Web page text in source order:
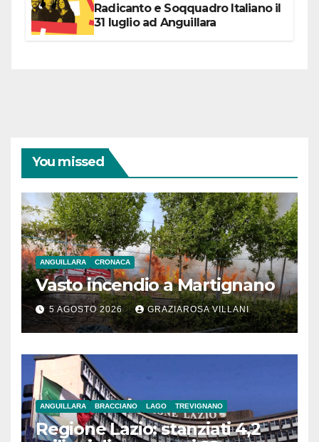
Radicanto e Soqquadro Italiano il
31 luglio ad Anguillara
You missed
ANGUILLARA CRONACA
Vasto incendio a Martignano
5 AGOSTO 2026 GRAZIAROSA VILLANI
ANGUILLARA BRACCIANO LAGO TREVIGNANO
Regione Lazio: stanziati 4,2